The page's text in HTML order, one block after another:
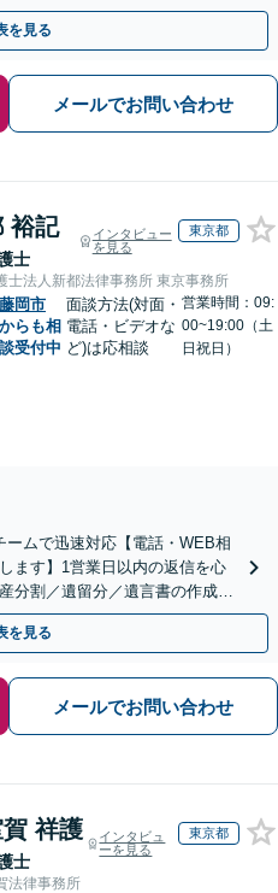
横浜駅7分】
を見る
メールでお問い合わせ
裕記
士
インタビュー
を見る
東京都
士法人新都法律事務所 東京事務所
藤岡市
からも相
談受付中
面談方法(対面・
電話・ビデオな
ど)は応相談
営業時間：09:
00~19:00（土
日祝日）
ームで迅速対応【電話・WEB相
ます】1営業日以内の返信を心
分割／遺留分／遺言書の作成・
」【休日相談あり】
を見る
メールでお問い合わせ
祥護
士
インタビュ
ーを見る
東京都
法律事務所